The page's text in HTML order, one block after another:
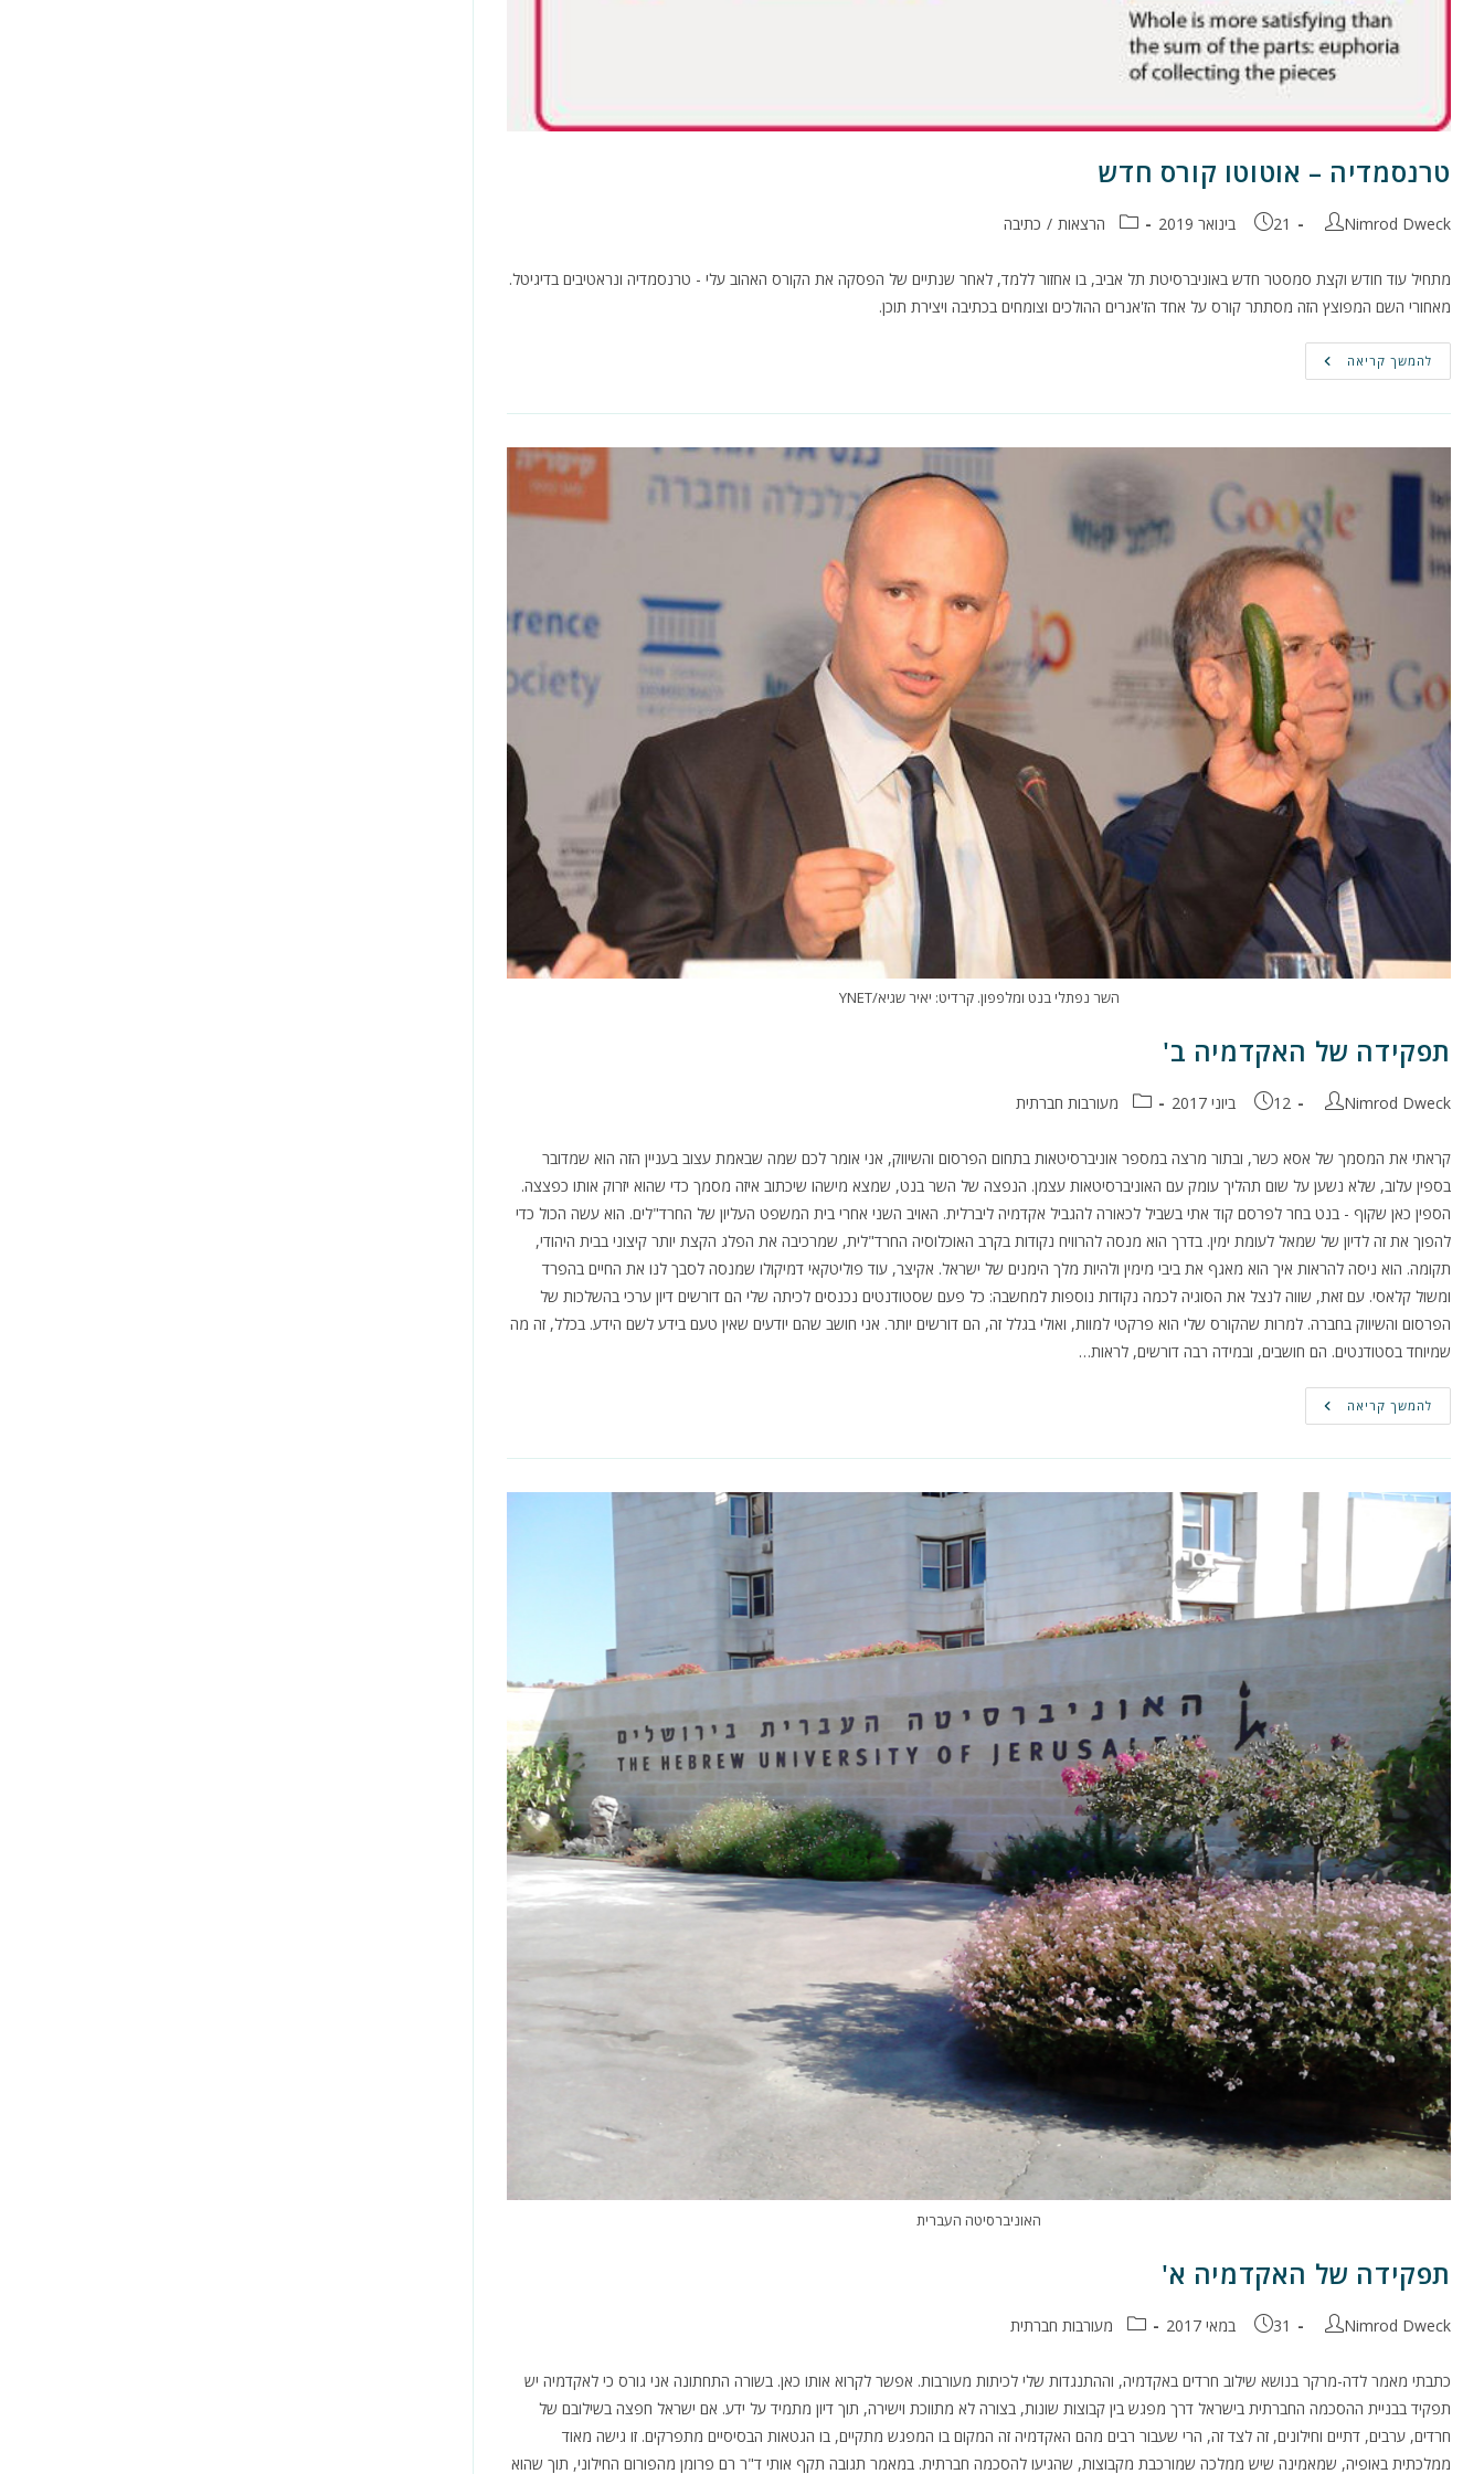
טרנסמדיה – אוטוטו קורס חדש
מחבר:
Nimrod Dweck פורסם:
21 בינואר 2019 קטגוריה:הרצאות / כתיבה
מתחיל עוד חודש וקצת סמסטר חדש באוניברסיטת תל אביב, בו אחזור ללמד, לאחר שנתיים של הפסקה את הקורס האהוב עלי - טרנסמדיה ונראטיבים בדיגיטל.
מאחורי השם המפוצץ הזה מסתתר קורס על אחד הז'אנרים ההולכים וצומחים בכתיבה ויצירת תוכן.
להמשך קריאה טרנסמדיה
–
השר נפתלי בנט ומלפפון. קרדיט: יאיר שגיא/YNET
תפקידה של האקדמיה ב'
מחבר:
Nimrod Dweck פורסם:
12 ביוני 2017 קטגוריה:מעורבות חברתית
קראתי את המסמך של אסא כשר, ובתור מרצה במספר אוניברסיטאות בתחום הפרסום והשיווק, אני אומר לכם שמה שבאמת עצוב בעניין הזה הוא שמדובר
בספין עלוב, שלא נשען על שום תהליך עומק עם האוניברסיטאות עצמן. הנפצה של השר בנט, שמצא מישהו שיכתוב איזה מסמך כדי שהוא יזרוק אותו כפצצה.
הספין כאן שקוף - בנט בחר לפרסם קוד אתי בשביל לכאורה להגביל אקדמיה ליברלית. האויב השני אחרי בית המשפט העליון של החרד"לים. הוא עשה הכול כדי
להפוך את זה לדיון של שמאל לעומת ימין. בדרך הוא מנסה להרוויח נקודות בקרב האוכלוסיה החרד"לית, שמרכיבה את הפלג הקצת יותר קיצוני בבית היהודי,
תקומה. הוא ניסה להראות איך הוא מאגף את ביבי מימין ולהיות מלך הימנים של ישראל. אקיצר, עוד פוליטקאי דמיקולו שמנסה לסבך לנו את החיים בהפרד
ומשול קלאסי. עם זאת, שווה לנצל את הסוגיה לכמה נקודות נוספות למחשבה: כל פעם שסטודנטים נכנסים לכיתה שלי הם דורשים דיון ערכי בהשלכות של
הפרסום והשיווק בחברה. למרות שהקורס שלי הוא פרקטי למוות, ואולי בגלל זה, הם דורשים יותר. אני חושב שהם יודעים שאין טעם בידע לשם הידע. בכלל, זה מה
שמיוחד בסטודנטים. הם חושבים, ובמידה רבה דורשים, לראות…
להמשך קריאה תפקידה
של
האוניברסיטה העברית
תפקידה של האקדמיה א'
מחבר:
Nimrod Dweck פורסם:
31 במאי 2017 קטגוריה:מעורבות חברתית
כתבתי מאמר לדה-מרקר בנושא שילוב חרדים באקדמיה, וההתנגדות שלי לכיתות מעורבות. אפשר לקרוא אותו כאן. בשורה התחתונה אני גורס כי לאקדמיה יש
תפקיד בבניית ההסכמה החברתית בישראל דרך מפגש בין קבוצות שונות, בצורה לא מתווכת וישירה, תוך דיון מתמיד על ידע. אם ישראל חפצה בשילובם של
חרדים, ערבים, דתיים וחילונים, זה לצד זה, הרי שעבור רבים מהם האקדמיה זה המקום בו המפגש מתקיים, בו הגטאות הבסיסיים מתפרקים. זו גישה מאוד
ממלכתית באופיה, שמאמינה שיש ממלכה שמורכבת מקבוצות, שהגיעו להסכמה חברתית. במאמר תגובה תקף אותי ד"ר רם פרומן מהפורום החילוני, תוך שהוא